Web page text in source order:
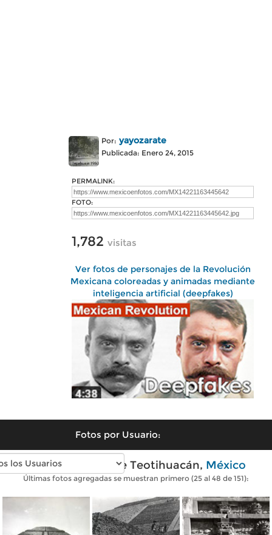
Por: yayozarate
Publicada: Enero 24, 2015
PERMALINK:
FOTO:
1,782 visitas
Ver fotos de personajes de la Revolución
Mexicana coloreadas y animadas mediante
inteligencia artificial (deepfakes)
Fotos por Usuario:
Fotos antiguas de Teotihuacán, México
Últimas fotos agregadas se muestran primero (25 al 48 de 151):